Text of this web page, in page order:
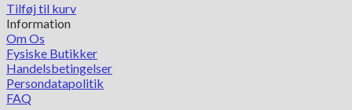
Tilføj til kurv
Information
Om Os
Fysiske Butikker
Handelsbetingelser
Persondatapolitik
FAQ